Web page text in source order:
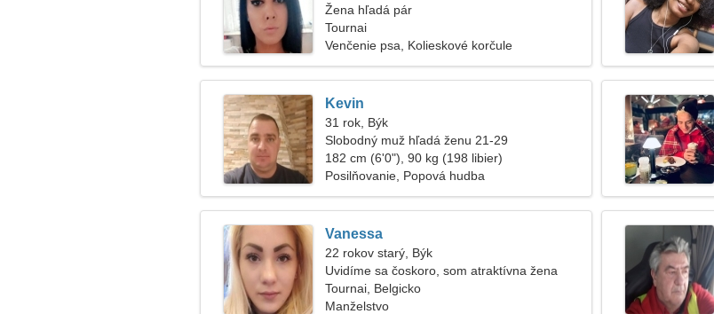
Žena hľadá pár
Tournai
Venčenie psa, Kolieskové korčule
Kevin
31 rok, Býk
Slobodný muž hľadá ženu 21-29
182 cm (6'0"), 90 kg (198 libier)
Posilňovanie, Popová hudba
Vanessa
22 rokov starý, Býk
Uvidíme sa čoskoro, som atraktívna žena
Tournai, Belgicko
Manželstvo